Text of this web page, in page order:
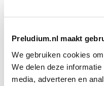
Preludium.nl maakt
We gebruiken cookies
We delen deze
media, adverteren en